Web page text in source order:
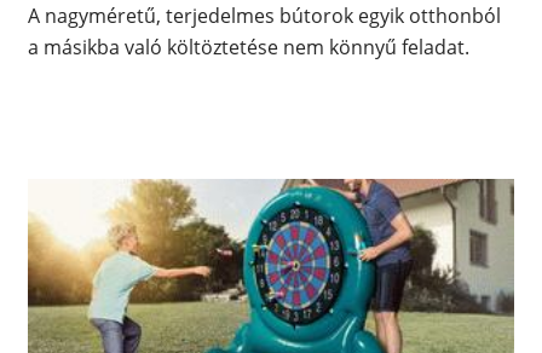
A nagyméretű, terjedelmes bútorok egyik otthonból
a másikba való költöztetése nem könnyű feladat.